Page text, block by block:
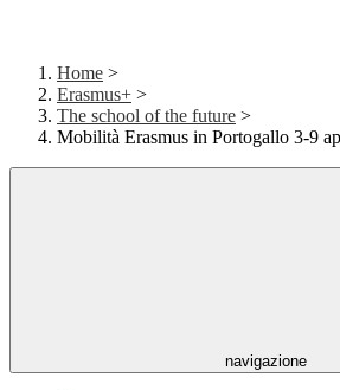
Home >
Erasmus+ >
The school of the future >
Mobilità Erasmus in Portogallo 3-9
navigazione